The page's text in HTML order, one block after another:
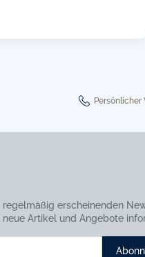
online-
Persönlicher
erscheinenden
Artikel und Angebote